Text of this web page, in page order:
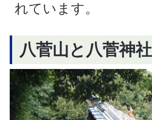
れています。
八菅山と八菅神社